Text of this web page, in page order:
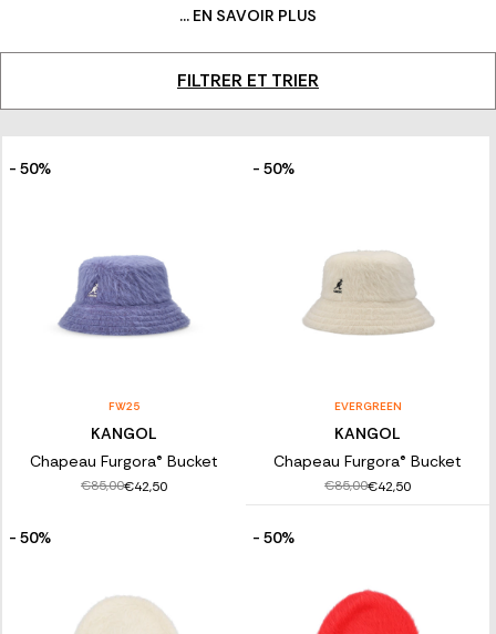
90, la marque traverse les générations avec authenticité. Le
son entrée dans l’univers du streetwear. Aujourd’hui, Kangol
incarne un style intemporel entre passé, présent et esprit
... EN SAVOIR PLUS
FILTRER ET TRIER
- 50%
FW25
KANGOL
Chapeau Furgora® Bucket
€85,00€42,50
- 50%
EVERGREEN
KANGOL
Chapeau Furgora® Bucket
€85,00€42,50
- 50% - 50%